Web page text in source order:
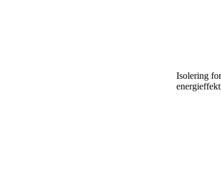
Isolering